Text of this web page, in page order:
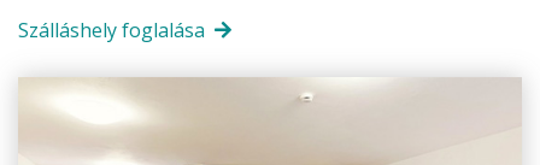
Szálláshely foglalása